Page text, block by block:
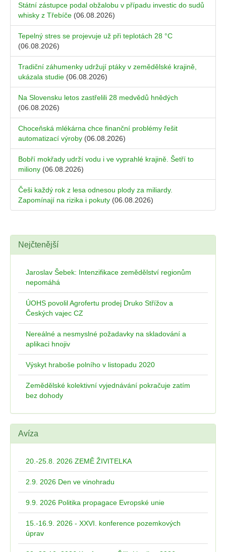
Státní zástupce podal obžalobu v případu investic do sudů
whisky z Třebíče (06.08.2026)
Tepelný stres se projevuje už při teplotách 28 °C
(06.08.2026)
Tradiční záhumenky udržují ptáky v zemědělské krajině,
ukázala studie (06.08.2026)
Na Slovensku letos zastřelili 28 medvědů hnědých
(06.08.2026)
Choceňská mlékárna chce finanční problémy řešit
automatizací výroby (06.08.2026)
Bobří mokřady udrží vodu i ve vyprahlé krajině. Šetří to
miliony (06.08.2026)
Češi každý rok z lesa odnesou plody za miliardy.
Zapomínají na rizika i pokuty (06.08.2026)
Nejčtenější
Jaroslav Šebek: Intenzifikace zemědělství regionům
nepomáhá
ÚOHS povolil Agrofertu prodej Druko Střížov a
Českých vajec CZ
Nereálné a nesmyslné požadavky na skladování a
aplikaci hnojiv
Výskyt hraboše polního v listopadu 2020
Zemědělské kolektivní vyjednávání pokračuje zatím
bez dohody
Avíza
20.-25.8. 2026 ZEMĚ ŽIVITELKA
2.9. 2026 Den ve vinohradu
9.9. 2026 Politika propagace Evropské unie
15.-16.9. 2026 - XXVI. konference pozemkových
úprav